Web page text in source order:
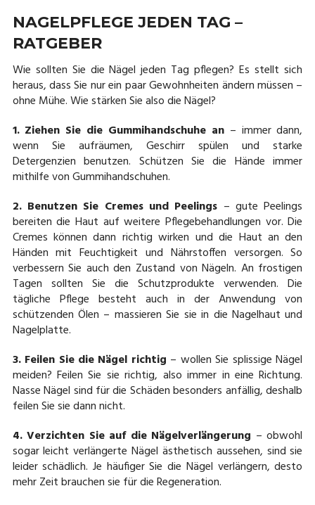
NAGELPFLEGE JEDEN TAG –
RATGEBER
Wie sollten Sie die Nägel jeden Tag pflegen? Es stellt sich
heraus, dass Sie nur ein paar Gewohnheiten ändern müssen –
ohne Mühe. Wie stärken Sie also die Nägel?
1. Ziehen Sie die Gummihandschuhe an– immer dann,
wenn Sie aufräumen, Geschirr spülen und starke
Detergenzien benutzen. Schützen Sie die Hände immer
mithilfe von Gummihandschuhen.
2. Benutzen Sie Cremes und Peelings – gute Peelings
bereiten die Haut auf weitere Pflegebehandlungen vor. Die
Cremes können dann richtig wirken und die Haut an den
Händen mit Feuchtigkeit und Nährstoffen versorgen. So
verbessern Sie auch den Zustand von Nägeln. An frostigen
Tagen sollten Sie die Schutzprodukte verwenden. Die
tägliche Pflege besteht auch in der Anwendung von
schützenden Ölen – massieren Sie sie in die Nagelhaut und
Nagelplatte.
3. Feilen Sie die Nägel richtig – wollen Sie splissige Nägel
meiden? Feilen Sie sie richtig, also immer in eine Richtung.
Nasse Nägel sind für die Schäden besonders anfällig, deshalb
feilen Sie sie dann nicht.
4. Verzichten Sie auf die Nägelverlängerung – obwohl
sogar leicht verlängerte Nägel ästhetisch aussehen, sind sie
leider schädlich. Je häufiger Sie die Nägel verlängern, desto
mehr Zeit brauchen sie für die Regeneration.